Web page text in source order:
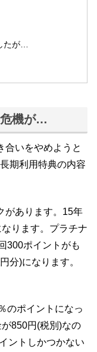
たが…
機が…
合いをやめようと
期利用特典の内容
があります。15年
ります。プラチナ
300ポイントがも
分)になります。
のポイントになっ
850円(税別)なの
ントしかつかない